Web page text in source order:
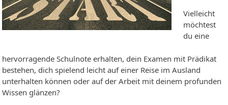
Vielleicht
möchtest
du eine
hervorragende Schulnote erhalten, dein Examen mit Prädikat
bestehen, dich spielend leicht auf einer Reise im Ausland
unterhalten können oder auf der Arbeit mit deinem profunden
Wissen glänzen?